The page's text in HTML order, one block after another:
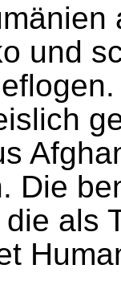
und
Die
als